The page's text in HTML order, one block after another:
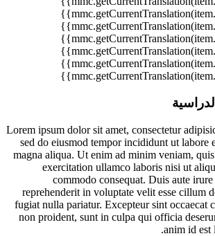
Lorem ipsum dolor sit amet, consectetur
sed do eiusmod tempor incididunt ut labore
magna aliqua. Ut enim ad minim veniam,
exercitation ullamco laboris nisi ut
commodo consequat. Duis aute
reprehenderit in voluptate velit esse cillum
fugiat nulla pariatur. Excepteur sint occaecat
non proident, sunt in culpa qui officia
anim id est